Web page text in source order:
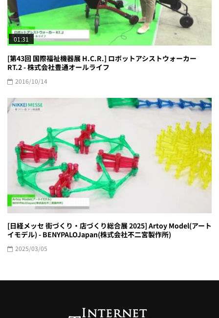
01:31
[第43回 国際福祉機器展 H.C.R.] ロボットアシストウォーカー
RT.2 - 株式会社豊通オールライフ
2016/10/14
[日経メッセ 街づくり・店づくり総合展 2025] Artoy Model(アート
イモデル) - BENYPALOJapan(株式会社不二宮製作所)
2025/03/05